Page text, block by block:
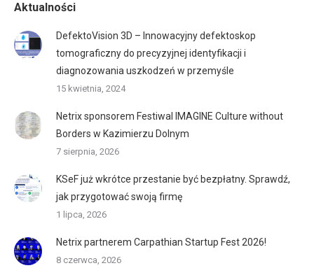
Aktualności
DefektoVision 3D – Innowacyjny defektoskop
tomograficzny do precyzyjnej identyfikacji i
diagnozowania uszkodzeń w przemyśle
15 kwietnia, 2024
Netrix sponsorem Festiwal IMAGINE Culture without
Borders w Kazimierzu Dolnym
7 sierpnia, 2026
KSeF już wkrótce przestanie być bezpłatny. Sprawdź,
jak przygotować swoją firmę
1 lipca, 2026
Netrix partnerem Carpathian Startup Fest 2026!
8 czerwca, 2026